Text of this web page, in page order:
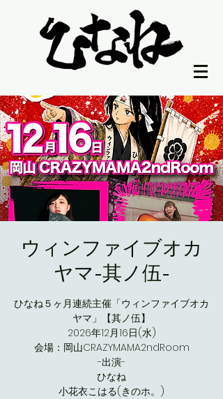
ウィンファイブオカ
ヤマ-其ノ伍-
ひなね５ヶ月連続主催「ウィンファイブオカ
ヤマ」【其ノ伍】
2026年12月16日(水)
会場：岡山CRAZYMAMA2ndRoom
-出演-
ひなね
小花衣こはる(きのホ。)